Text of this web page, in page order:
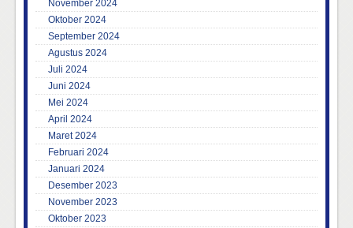
November 2024
Oktober 2024
September 2024
Agustus 2024
Juli 2024
Juni 2024
Mei 2024
April 2024
Maret 2024
Februari 2024
Januari 2024
Desember 2023
November 2023
Oktober 2023